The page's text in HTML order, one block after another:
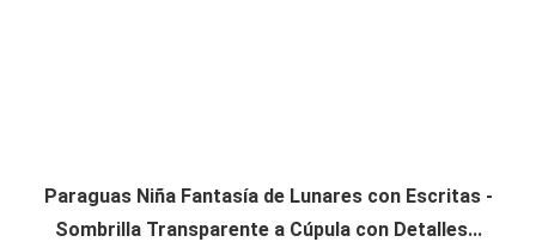
Paraguas Niña Fantasía de Lunares con Escritas -
Sombrilla Transparente a Cúpula con Detalles...